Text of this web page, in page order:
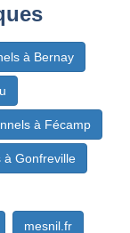
à Bernay
à Fécamp
à Gonfreville
mesnil.fr